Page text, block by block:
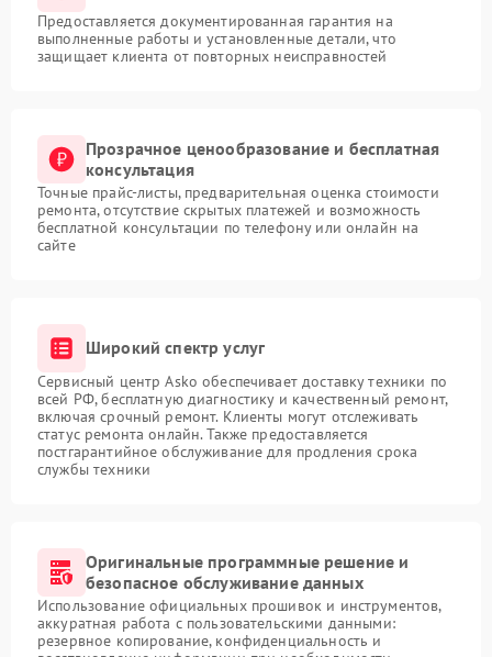
Предоставляется документированная гарантия на
выполненные работы и установленные детали, что
защищает клиента от повторных неисправностей
Прозрачное ценообразование и бесплатная
консультация
Точные прайс-листы, предварительная оценка стоимости
ремонта, отсутствие скрытых платежей и возможность
бесплатной консультации по телефону или онлайн на
сайте
Широкий спектр услуг
Сервисный центр Asko обеспечивает доставку техники по
всей РФ, бесплатную диагностику и качественный ремонт,
включая срочный ремонт. Клиенты могут отслеживать
статус ремонта онлайн. Также предоставляется
постгарантийное обслуживание для продления срока
службы техники
Оригинальные программные решение и
безопасное обслуживание данных
Использование официальных прошивок и инструментов,
аккуратная работа с пользовательскими данными:
резервное копирование, конфиденциальность и